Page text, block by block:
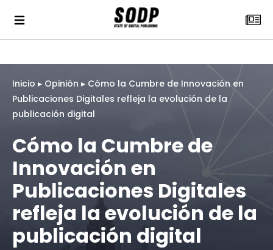
Inicio ▸ Opinión ▸ Cómo la Cumbre de Innovación en
Publicaciones Digitales refleja la evolución de la
publicación digital
Cómo la Cumbre de
Innovación en
Publicaciones Digitales
refleja la evolución de la
publicación digital